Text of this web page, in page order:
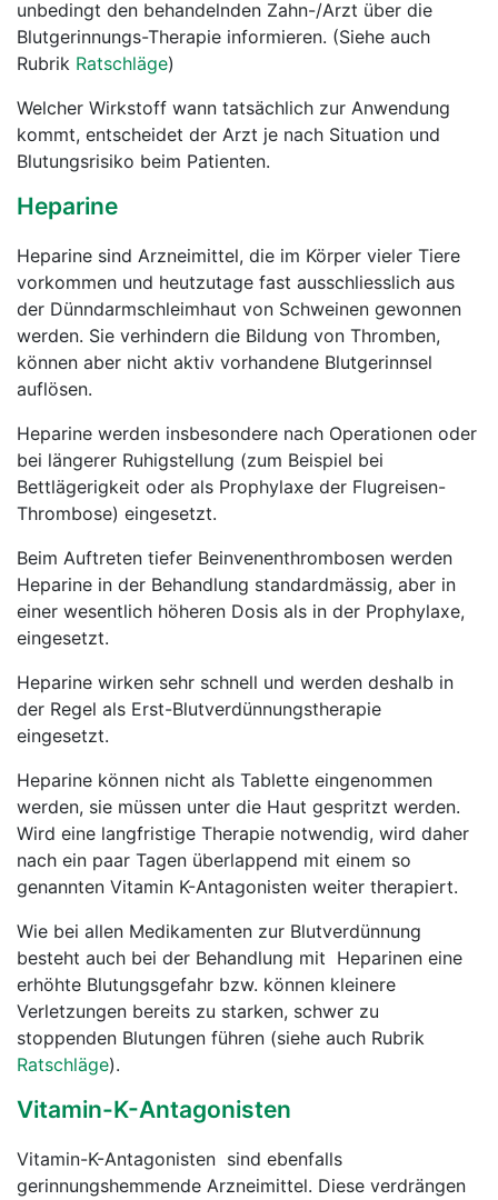
unbedingt den behandelnden Zahn-/Arzt über die
Blutgerinnungs-Therapie informieren. (Siehe auch
Rubrik Ratschläge)
Welcher Wirkstoff wann tatsächlich zur Anwendung
kommt, entscheidet der Arzt je nach Situation und
Blutungsrisiko beim Patienten.
Heparine
Heparine sind Arzneimittel, die im Körper vieler Tiere
vorkommen und heutzutage fast ausschliesslich aus
der Dünndarmschleimhaut von Schweinen gewonnen
werden. Sie verhindern die Bildung von Thromben,
können aber nicht aktiv vorhandene Blutgerinnsel
auflösen.
Heparine werden insbesondere nach Operationen oder
bei längerer Ruhigstellung (zum Beispiel bei
Bettlägerigkeit oder als Prophylaxe der Flugreisen-
Thrombose) eingesetzt.
Beim Auftreten tiefer Beinvenenthrombosen werden
Heparine in der Behandlung standardmässig, aber in
einer wesentlich höheren Dosis als in der Prophylaxe,
eingesetzt.
Heparine wirken sehr schnell und werden deshalb in
der Regel als Erst-Blutverdünnungstherapie
eingesetzt.
Heparine können nicht als Tablette eingenommen
werden, sie müssen unter die Haut gespritzt werden.
Wird eine langfristige Therapie notwendig, wird daher
nach ein paar Tagen überlappend mit einem so
genannten Vitamin K-Antagonisten weiter therapiert.
Wie bei allen Medikamenten zur Blutverdünnung
besteht auch bei der Behandlung mit Heparinen eine
erhöhte Blutungsgefahr bzw. können kleinere
Verletzungen bereits zu starken, schwer zu
stoppenden Blutungen führen (siehe auch Rubrik
Ratschläge).
Vitamin-K-Antagonisten
Vitamin-K-Antagonisten sind ebenfalls
gerinnungshemmende Arzneimittel. Diese verdrängen